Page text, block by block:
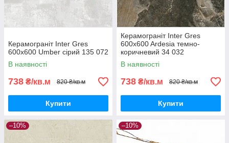
Керамограніт Inter Gres
600x600 Umber сірий 135 072
В наявності
738 ₴/кв.м 820 ₴/кв.м
Купити
Керамограніт Inter Gres
600x600 Ardesia темно-
коричневий 34 032
В наявності
738 ₴/кв.м 820 ₴/кв.м
Купити
–10% –10%